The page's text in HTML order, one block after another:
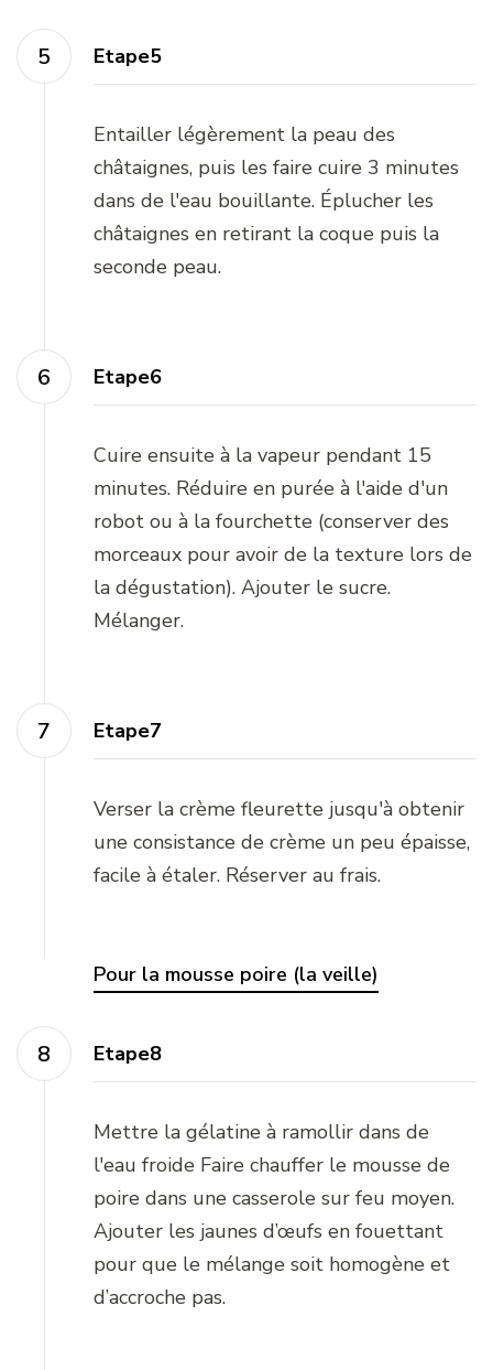
Etape5
Entailler légèrement la peau des
châtaignes, puis les faire cuire 3 minutes
dans de l'eau bouillante. Éplucher les
châtaignes en retirant la coque puis la
seconde peau.
Etape6
Cuire ensuite à la vapeur pendant 15
minutes. Réduire en purée à l'aide d'un
robot ou à la fourchette (conserver des
morceaux pour avoir de la texture lors de
la dégustation). Ajouter le sucre.
Mélanger.
Etape7
Verser la crème fleurette jusqu'à obtenir
une consistance de crème un peu épaisse,
facile à étaler. Réserver au frais.
Pour la mousse poire (la veille)
Etape8
Mettre la gélatine à ramollir dans de
l'eau froide Faire chauffer le mousse de
poire dans une casserole sur feu moyen.
Ajouter les jaunes d’œufs en fouettant
pour que le mélange soit homogène et
d’accroche pas.